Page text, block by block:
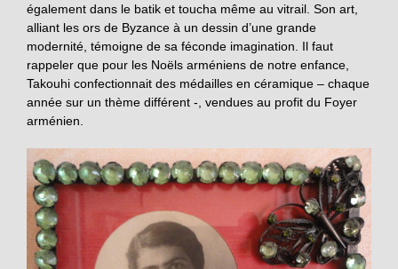
également dans le batik et toucha même au vitrail. Son art,
alliant les ors de Byzance à un dessin d’une grande
modernité, témoigne de sa féconde imagination. Il faut
rappeler que pour les Noëls arméniens de notre enfance,
Takouhi confectionnait des médailles en céramique – chaque
année sur un thème différent -, vendues au profit du Foyer
arménien.